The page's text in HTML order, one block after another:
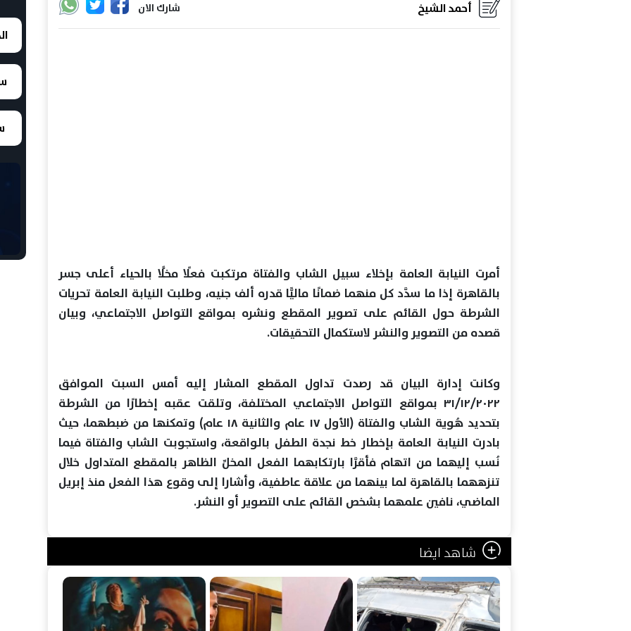
شارك الان أحمد الشيخ
أمرت النيابة العامة بإخلاء سبيل الشاب والفتاة مرتكبت فعلًا مخلًّا بالحياء أعلى جسر
بالقاهرة إذا ما سدَّد كل منهما ضمانًا ماليًّا قدره ألف جنيه، وطلبت النيابة العامة تحريات
الشرطة حول القائم على تصوير المقطع ونشره بمواقع التواصل الاجتماعي، وبيان
قصده من التصوير والنشر لاستكمال التحقيقات.
وكانت إدارة البيان قد رصدت تداول المقطع المشار إليه أمس السبت الموافق
٣١/١٢/٢٠٢٢ بمواقع التواصل الاجتماعي المختلفة، وتلقت عقبه إخطارًا من الشرطة
بتحديد هُوية الشاب والفتاة (الأول ١٧ عام والثانية ١٨ عام) وتمكنها من ضبطهما، حيث
بادرت النيابة العامة بإخطار خط نجدة الطفل بالواقعة، واستجوبت الشاب والفتاة فيما
نُسب إليهما من اتهام فأقرَّا بارتكابهما الفعل المخلِّ الظاهر بالمقطع المتداول خلال
تنزههما بالقاهرة لما بينهما من علاقة عاطفية، وأشارا إلى وقوع هذا الفعل منذ إبريل
الماضي، نافين علمهما بشخص القائم على التصوير أو النشر.
شاهد ايضا